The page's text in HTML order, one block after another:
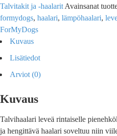
Talvitakit ja -haalarit Avainsanat
formydogs, haalari, lämpöhaalari,
ForMyDogs
Kuvaus
Lisätiedot
Arviot (0)
Kuvaus
Talvihaalari leveä rintaiselle
ja hengittävä haalari soveltuu niin